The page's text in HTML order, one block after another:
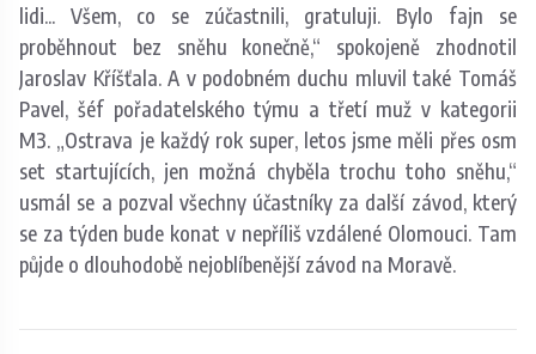
lidi... Všem, co se zúčastnili, gratuluji. Bylo fajn se
proběhnout bez sněhu konečně,“ spokojeně zhodnotil
Jaroslav Kříšťala. A v podobném duchu mluvil také Tomáš
Pavel, šéf pořadatelského týmu a třetí muž v kategorii
M3. „Ostrava je každý rok super, letos jsme měli přes osm
set startujících, jen možná chyběla trochu toho sněhu,“
usmál se a pozval všechny účastníky za další závod, který
se za týden bude konat v nepříliš vzdálené Olomouci. Tam
půjde o dlouhodobě nejoblíbenější závod na Moravě.